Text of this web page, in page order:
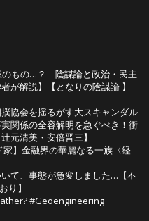
のもの…？ 陰謀論と政治・民主
が解説】【となりの陰謀論 】
協会を揺るがす大スキャンダル
関係の全容解明を急ぐべき！衝
元清美・安倍晋三】
家】金融界の華麗なる一族〈経
いて、事態が急変しました…【不
り】
#Geoengineering